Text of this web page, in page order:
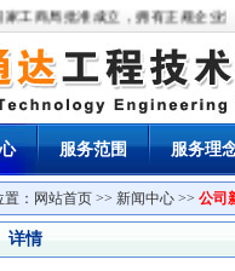
商局批准成立，拥有正规企业
服务范围 服务理
： 网站首页 >> 新闻中心 >> 公司
详情